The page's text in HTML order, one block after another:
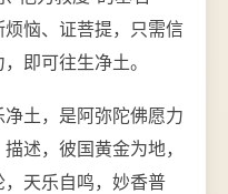
恼、证菩提，只需信
即可往生净土。
土，是阿弥陀佛愿力
述，彼国黄金为地，
天乐自鸣，妙香普